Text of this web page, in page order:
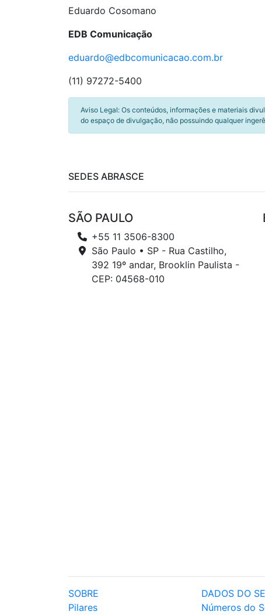
Eduardo Cosomano
EDB Comunicação
eduardo@edbcomunicacao.com.br
(11) 97272-5400
Aviso Legal: Os conteúdos, informações e materiais
do espaço de divulgação, não possuindo qualquer
SEDES ABRASCE
SÃO PAULO
+55 11 3506-8300
São Paulo • SP - Rua Castilho,
392 19º andar, Brooklin Paulista -
CEP: 04568-010
SOBRE
Pilares
DADOS DO
Números do